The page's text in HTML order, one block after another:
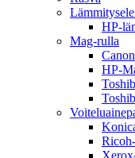
HP-
Mag-rulla
HP-